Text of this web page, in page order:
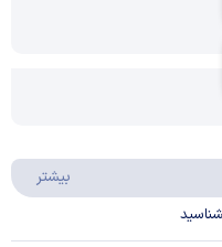
بیشتر